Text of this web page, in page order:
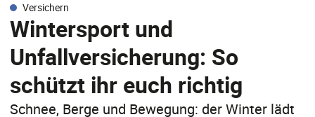
Versichern
Wintersport und
Unfallversicherung: So
schützt ihr euch richtig
Schnee, Berge und Bewegung: der Winter lädt